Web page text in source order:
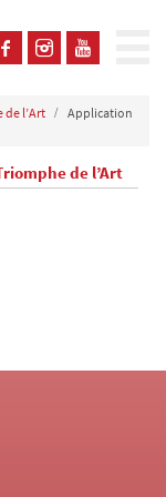
l’Art
Application
de l’Art